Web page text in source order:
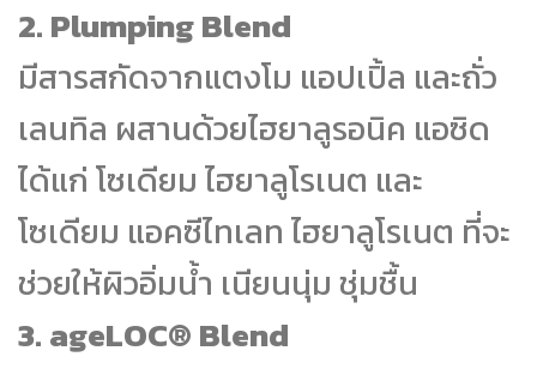
2.Plumping Blend
มีสารสกัดจากแตงโม แอปเปิ้ล และถั่ว
เลนทิล ผสานด้วยไฮยาลูรอนิค แอซิด
ได้แก่ โซเดียม ไฮยาลูโรเนต และ
โซเดียม แอคซีไทเลท ไฮยาลูโรเนต ที่จะ
ช่วยให้ผิวอิ่มน้ำ เนียนนุ่ม ชุ่มชื้น
3.ageLOC® Blend